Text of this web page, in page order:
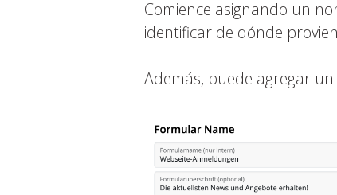
Comience asignando un
identificar de dónde
Además, puede agregar